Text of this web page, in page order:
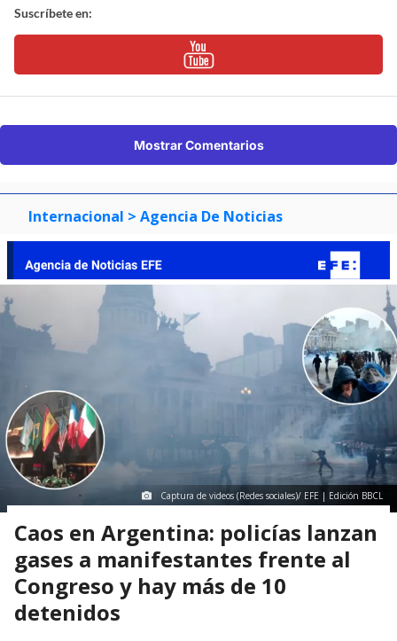
Suscríbete en:
Mostrar Comentarios
Internacional > Agencia De Noticias
Captura de videos (Redes sociales)/ EFE | Edición BBCL
Caos en Argentina: policías lanzan
gases a manifestantes frente al
Congreso y hay más de 10
detenidos